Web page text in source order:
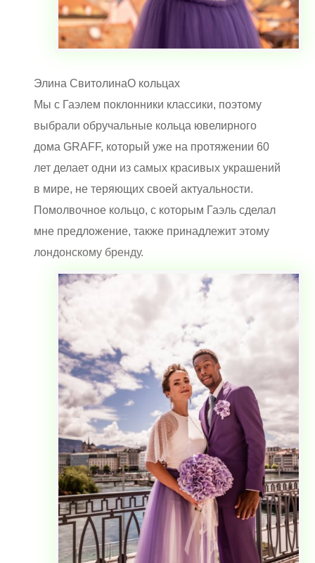
Элина СвитолинаО кольцах
Мы с Гаэлем поклонники классики, поэтому
выбрали обручальные кольца ювелирного
дома GRAFF, который уже на протяжении 60
лет делает одни из самых красивых украшений
в мире, не теряющих своей актуальности.
Помолвочное кольцо, с которым Гаэль сделал
мне предложение, также принадлежит этому
лондонскому бренду.